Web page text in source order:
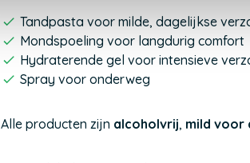
Tandpasta voor milde, dagelijkse
Mondspoeling voor langdurig comfort
Hydraterende gel voor intensieve
Spray voor onderweg
Alle producten zijn alcoholvrij, mild voor